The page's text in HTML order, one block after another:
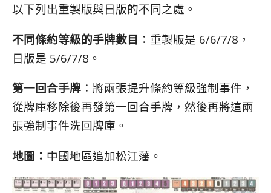
以下列出重製版與日版的不同之處。
不同條約等級的手牌數目 ：重製版是 6/6/7/8，
日版是 5/6/7/8。
第一回合手牌 ：將兩張提升條約等級強制事件，
從牌庫移除後再發第一回合手牌，然後再將這兩
張強制事件洗回牌庫。
地圖： 中國地區追加松江藩。